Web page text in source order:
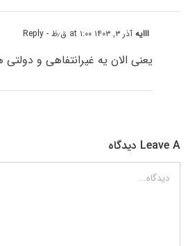
ااایهآذر ۳, ۱۴۰۳ at ۱:۰۰ ق٫ظ - Reply
یعنی الان یه غیرانتفاهی و
Leave A دیدگاه
دیدگاه